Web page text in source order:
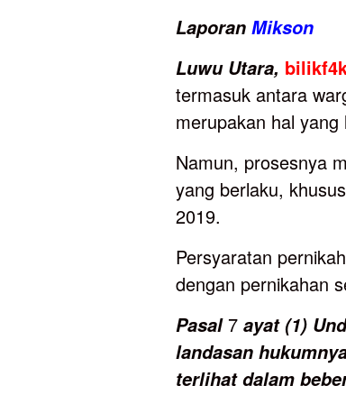
Laporan Mikson
Luwu Utara,
termasuk antara
merupakan hal yang
Namun, prosesnya
yang berlaku,
2019.
Persyaratan
dengan pernikahan
Pasal7 ayat (1)
landasan
terlihat dalam